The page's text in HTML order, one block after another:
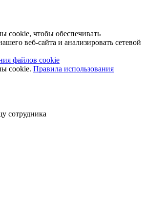
cookie, чтобы обеспечивать
веб-сайта и анализировать сетевой
файлов cookie
cookie. Правила использования
сотрудника